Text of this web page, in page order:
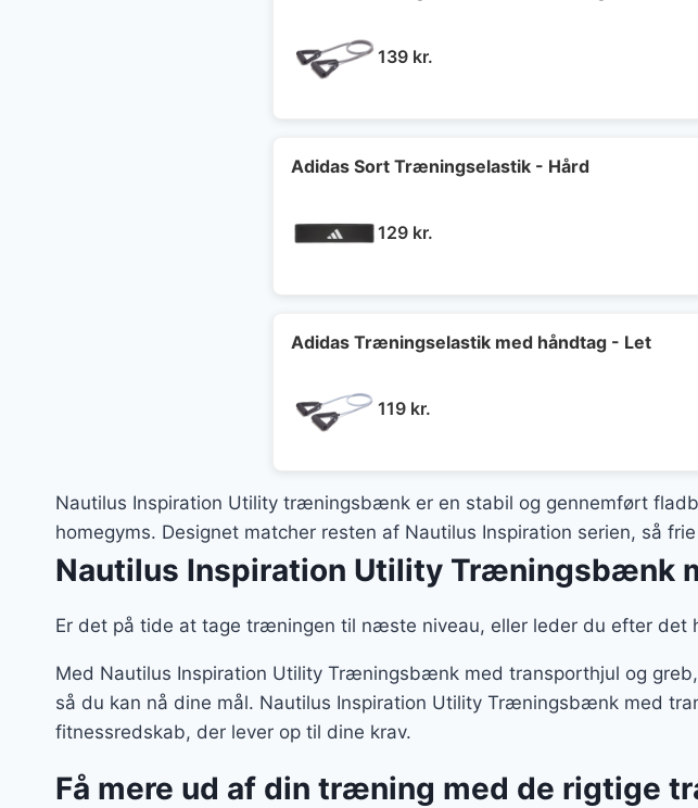
139 kr.
Adidas Sort Træningselastik - Hård
129 kr.
Adidas Træningselastik med håndtag - Let
119 kr.
Nautilus Inspiration Utility træningsbænk er en stabil og gennemført
homegyms. Designet matcher resten af Nautilus Inspiration serien, så
Nautilus Inspiration Utility Træningsbænk
Er det på tide at tage træningen til næste niveau, eller leder du efter
Med Nautilus Inspiration Utility Træningsbænk med transporthjul og
så du kan nå dine mål. Nautilus Inspiration Utility Træningsbænk med
fitnessredskab, der lever op til dine krav.
Få mere ud af din træning med de rigtige